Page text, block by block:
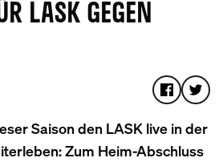
LASK GEGEN
Saison den LASK live in der
Zum Heim-Abschluss